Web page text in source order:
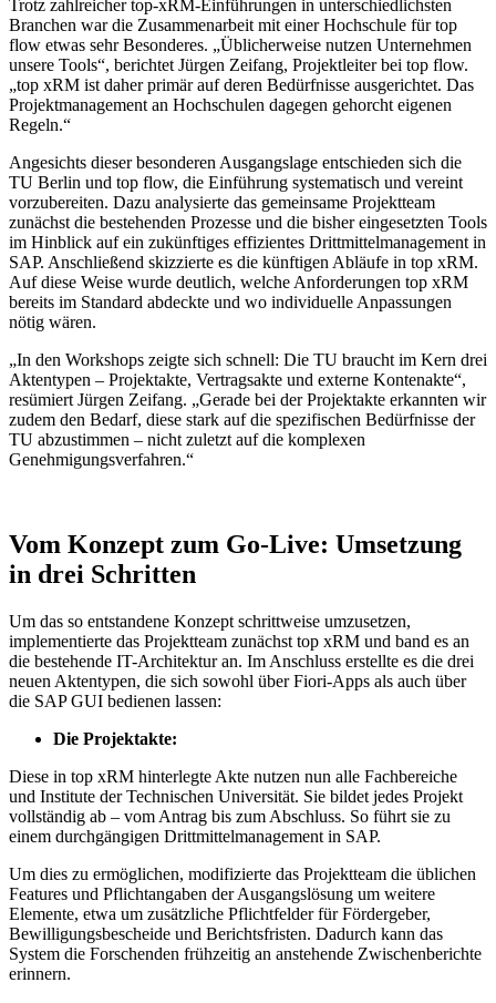
Trotz zahlreicher top‑xRM‑Einführungen in unterschiedlichsten
Branchen war die Zusammenarbeit mit einer Hochschule für top
flow etwas sehr Besonderes. „Üblicherweise nutzen Unternehmen
unsere Tools“, berichtet Jürgen Zeifang, Projektleiter bei top flow.
„top xRM ist daher primär auf deren Bedürfnisse ausgerichtet. Das
Projektmanagement an Hochschulen dagegen gehorcht eigenen
Regeln.“
Angesichts dieser besonderen Ausgangslage entschieden sich die
TU Berlin und top flow, die Einführung systematisch und vereint
vorzubereiten. Dazu analysierte das gemeinsame Projektteam
zunächst die bestehenden Prozesse und die bisher eingesetzten Tools
im Hinblick auf ein zukünftiges effizientes Drittmittelmanagement in
SAP. Anschließend skizzierte es die künftigen Abläufe in top xRM.
Auf diese Weise wurde deutlich, welche Anforderungen top xRM
bereits im Standard abdeckte und wo individuelle Anpassungen
nötig wären.
„In den Workshops zeigte sich schnell: Die TU braucht im Kern drei
Aktentypen – Projektakte, Vertragsakte und externe Kontenakte“,
resümiert Jürgen Zeifang. „Gerade bei der Projektakte erkannten wir
zudem den Bedarf, diese stark auf die spezifischen Bedürfnisse der
TU abzustimmen – nicht zuletzt auf die komplexen
Genehmigungsverfahren.“
Vom Konzept zum Go-Live: Umsetzung
in drei Schritten
Um das so entstandene Konzept schrittweise umzusetzen,
implementierte das Projektteam zunächst top xRM und band es an
die bestehende IT-Architektur an. Im Anschluss erstellte es die drei
neuen Aktentypen, die sich sowohl über Fiori-Apps als auch über
die SAP GUI bedienen lassen:
Die Projektakte:
Diese in top xRM hinterlegte Akte nutzen nun alle Fachbereiche
und Institute der Technischen Universität. Sie bildet jedes Projekt
vollständig ab – vom Antrag bis zum Abschluss. So führt sie zu
einem durchgängigen Drittmittelmanagement in SAP.
Um dies zu ermöglichen, modifizierte das Projektteam die üblichen
Features und Pflichtangaben der Ausgangslösung um weitere
Elemente, etwa um zusätzliche Pflichtfelder für Fördergeber,
Bewilligungsbescheide und Berichtsfristen. Dadurch kann das
System die Forschenden frühzeitig an anstehende Zwischenberichte
erinnern.